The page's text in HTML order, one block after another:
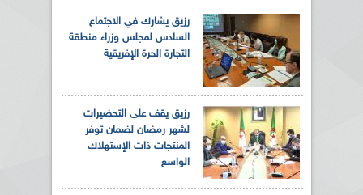
رزيق يشارك في الاجتماع
السادس لمجلس وزراء منطقة
التجارة الحرة الإفريقية
رزيق يقف على التحضيرات
لشهر رمضان لضمان توفر
المنتجات ذات الإستهلاك
الواسع